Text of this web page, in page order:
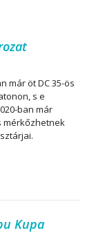
már öt DC 35-ös
s e
ban már
mérkőzhetnek
Kupa